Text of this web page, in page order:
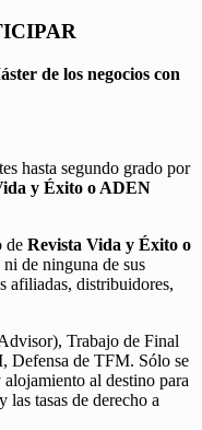
de los negocios con
hasta segundo grado por
y Éxito o ADEN
de Revista Vida y Éxito o
ni de ninguna de sus
afiliadas, distribuidores,
Trabajo de Final
Defensa de TFM. Sólo se
al destino para
las tasas de derecho a